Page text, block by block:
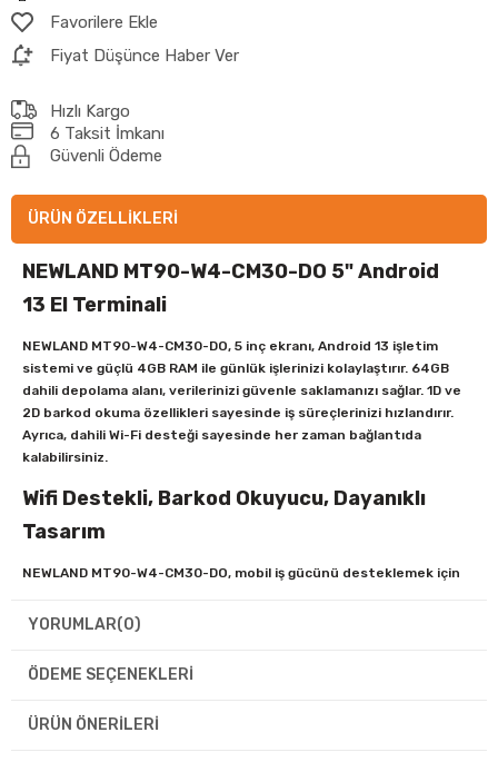
Favorilere Ekle
Fiyat Düşünce Haber Ver
Hızlı Kargo
6 Taksit İmkanı
Güvenli Ödeme
ÜRÜN ÖZELLIKLERI
NEWLAND MT90-W4-CM30-DO 5" Android
13 El Terminali
NEWLAND MT90-W4-CM30-DO, 5 inç ekranı, Android 13 işletim
sistemi ve güçlü 4GB RAM ile günlük işlerinizi kolaylaştırır. 64GB
dahili depolama alanı, verilerinizi güvenle saklamanızı sağlar. 1D ve
2D barkod okuma özellikleri sayesinde iş süreçlerinizi hızlandırır.
Ayrıca, dahili Wi-Fi desteği sayesinde her zaman bağlantıda
kalabilirsiniz.
Wifi Destekli, Barkod Okuyucu, Dayanıklı
Tasarım
NEWLAND MT90-W4-CM30-DO, mobil iş gücünü desteklemek için
barkod okuyucu ile depo, perakende ve lojistik sektörlerinde
4GB RAM ve 64GB depolama ile yüksek performans sunar, Wi-Fi
özelliğiyle kesintisiz iletişim imkanı tanır.
YORUMLAR(0)
ÖDEME SEÇENEKLERI
ÜRÜN ÖNERILERI